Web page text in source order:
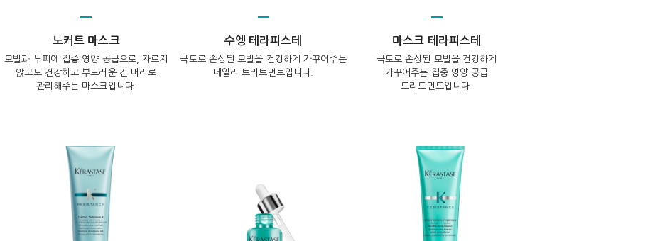
노커트 마스크
모발과 두피에 집중 영양 공급으로, 자르지
않고도 건강하고 부드러운 긴 머리로
관리해주는 마스크입니다.
수엥 테라피스테
극도로 손상된 모발을 건강하게 가꾸어주는
데일리 트리트먼트입니다.
마스크 테라피스테
극도로 손상된 모발을 건강하게
가꾸어주는 집중 영양 공급
트리트먼트입니다.